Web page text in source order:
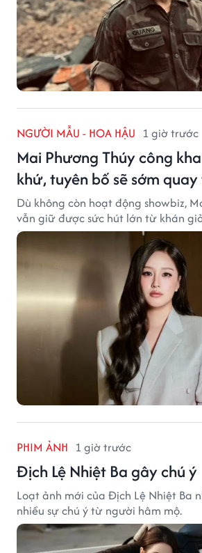
NGƯỜI MẪU - HOA HẬU 1 giờ trước
Mai Phương Thúy công
khứ, tuyên bố sẽ sớm
Dù không còn hoạt động showbiz,
vẫn giữ được sức hút lớn từ khán
PHIM ẢNH 1 giờ trước
Địch Lệ Nhiệt Ba gây chú ý
Loạt ảnh mới của Địch Lệ Nhiệt Ba
nhiều sự chú ý từ người hâm mộ.